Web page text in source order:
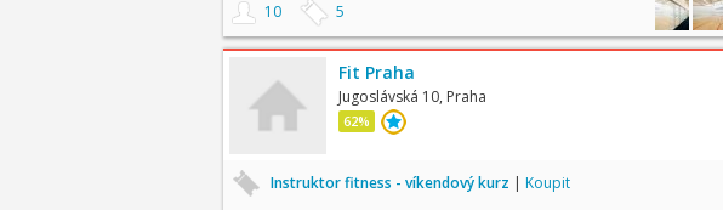
10 5
Fit Praha
Jugoslávská 10, Praha
62%
Instruktor fitness - víkendový kurz | Koupit